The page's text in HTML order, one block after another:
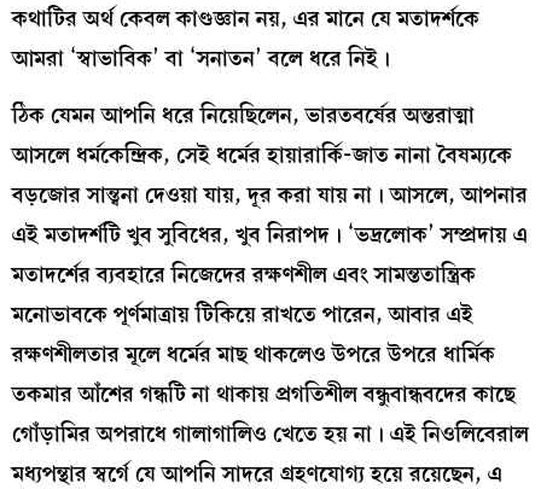
কথাটির অর্থ কেবল কাণ্ডজ্ঞান নয়, এর মানে যে মতাদর্শকে
আমরা ‘স্বাভাবিক’ বা ‘সনাতন’ বলে ধরে নিই।
ঠিক যেমন আপনি ধরে নিয়েছিলেন, ভারতবর্ষের অন্তরাত্মা
আসলে ধর্মকেন্দ্রিক, সেই ধর্মের হায়ারার্কি-জাত নানা বৈষম্যকে
বড়জোর সান্ত্বনা দেওয়া যায়, দূর করা যায় না। আসলে, আপনার
এই মতাদর্শটি খুব সুবিধের, খুব নিরাপদ। ‘ভদ্রলোক’ সম্প্রদায় এ
মতাদর্শের ব্যবহারে নিজেদের রক্ষণশীল এবং সামন্ততান্ত্রিক
মনোভাবকে পূর্ণমাত্রায় টিকিয়ে রাখতে পারেন, আবার এই
রক্ষণশীলতার মূলে ধর্মের মাছ থাকলেও উপরে উপরে ধার্মিক
তকমার আঁশের গন্ধটি না থাকায় প্রগতিশীল বন্ধুবান্ধবদের কাছে
গোঁড়ামির অপরাধে গালাগালিও খেতে হয় না। এই নিওলিবেরাল
মধ্যপন্থার স্বর্গে যে আপনি সাদরে গ্রহণযোগ্য হয়ে রয়েছেন, এ